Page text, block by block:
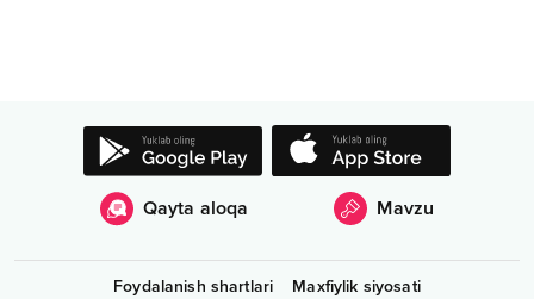
Qayta aloqa Mavzu
Foydalanish shartlari Maxfiylik siyosati